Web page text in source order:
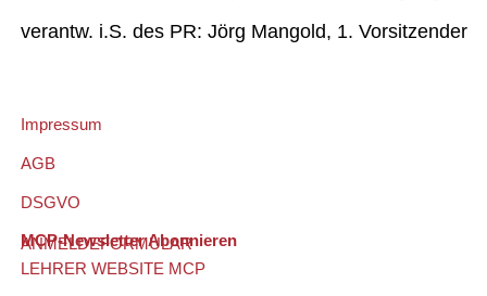
verantw. i.S. des PR: Jörg Mangold, 1. Vorsitzender
Impressum
AGB
DSGVO
MCP-Newsletter Abonnieren
ANMELDEFORMULAR
LEHRER WEBSITE MCP